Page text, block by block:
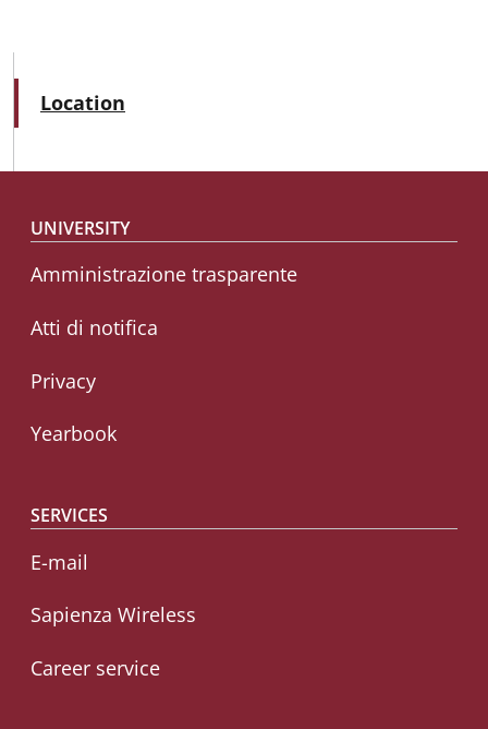
MAIN NAVIGATION
Location
Footer menu
UNIVERSITY
Amministrazione trasparente
Atti di notifica
Privacy
Yearbook
SERVICES
E-mail
Sapienza Wireless
Career service